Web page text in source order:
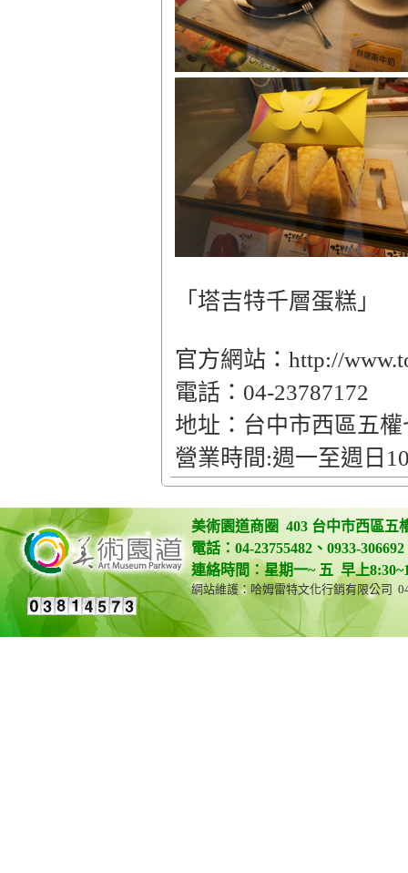
「塔吉特千層蛋糕」
官方網站：http://
電話：04-23787172
地址：台中市西區五權
營業時間:週一至週日
美術園道商圈 403 台中市西區五
電話：04-23755482、0933-
連絡時間：星期一~ 五 早上
網站維護：哈姆雷特文化行銷有限公司